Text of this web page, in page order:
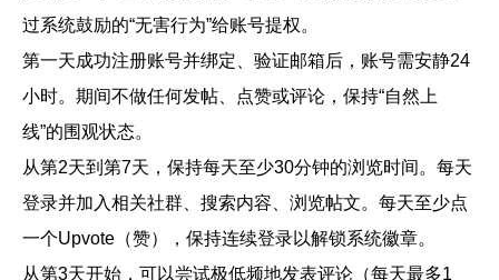
过系统鼓励的“无害行为”给账号提权。
第一天成功注册账号并绑定、验证邮箱后，账号需安静24
小时。期间不做任何发帖、点赞或评论，保持“自然上
线”的围观状态。
从第2天到第7天，保持每天至少30分钟的浏览时间。每天
登录并加入相关社群、搜索内容、浏览帖文。每天至少点
一个Upvote（赞），保持连续登录以解锁系统徽章。
从第3天开始，可以尝试极低频地发表评论（每天最多1